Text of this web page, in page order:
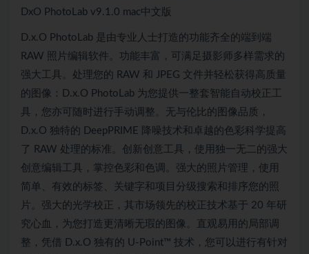
DxO PhotoLab v9.1.0 mac中文版
D.x.O PhotoLab 是由专业人士打造的功能齐全的端到端
RAW 照片编辑软件。功能丰富，可满足摄影师多样需求的
强大工具。处理您的 RAW 和 JPEG 文件并轻松获得高质量
的图像：D.x.O PhotoLab 为您提供一整套智能自动校正工
具，您亦可随时进行手动调整。无与伦比的图像品质，
D.x.O 独特的 DeepPRIME 降噪技术和卓越的色彩科学提高
了 RAW 处理的标准。创新创意工具，使用独一无二的强大
创意编辑工具，掌控色彩和色调。强大的照片管理，使用
简单、有效的标签、关键字和项目分级搜索和排序您的照
片。强大的光学校正，其市场领先的校正技术基于 20 年研
究心血，为您打造更清晰无瑕的图像。直观易用的局部调
整，凭借 D.x.O 独有的 U-Point™ 技术，您可以进行有针对